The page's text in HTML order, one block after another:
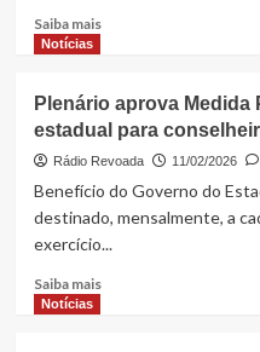
Digital
Saiba maisRead
aponta
que
Prefeitura
de
Luís
deve
5
Milhões
Notícias
Plenário aprova
estadual para
Rádio Revoada 11/02/2026
Benefício do Governo do
destinado, mensalmente, a
exercício...
Saiba maisRead
Notícias